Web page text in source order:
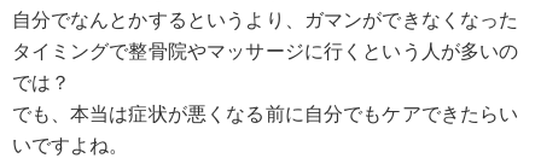
自分でなんとかするというより、ガマンができなくなった
タイミングで整骨院やマッサージに行くという人が多いの
では？
でも、本当は症状が悪くなる前に自分でもケアできたらい
いですよね。